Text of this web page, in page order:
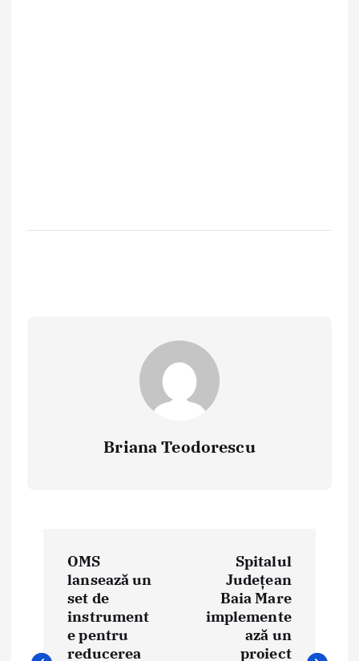
Briana Teodorescu
OMS
lansează un
set de
instrument
e pentru
reducerea
Spitalul
Județean
Baia Mare
implemente
ază un
proiect